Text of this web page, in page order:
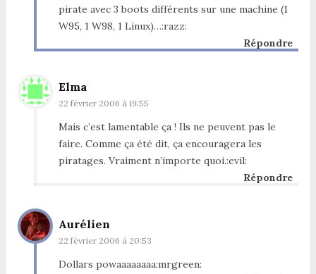
pirate avec 3 boots différents sur une machine (1
W95, 1 W98, 1 Linux)…:razz:
Répondre
Elma
22 février 2006 à 19:55
Mais c’est lamentable ça ! Ils ne peuvent pas le
faire. Comme ça été dit, ça encouragera les
piratages. Vraiment n’importe quoi.:evil:
Répondre
Aurélien
22 février 2006 à 20:53
Dollars powaaaaaaaa:mrgreen: